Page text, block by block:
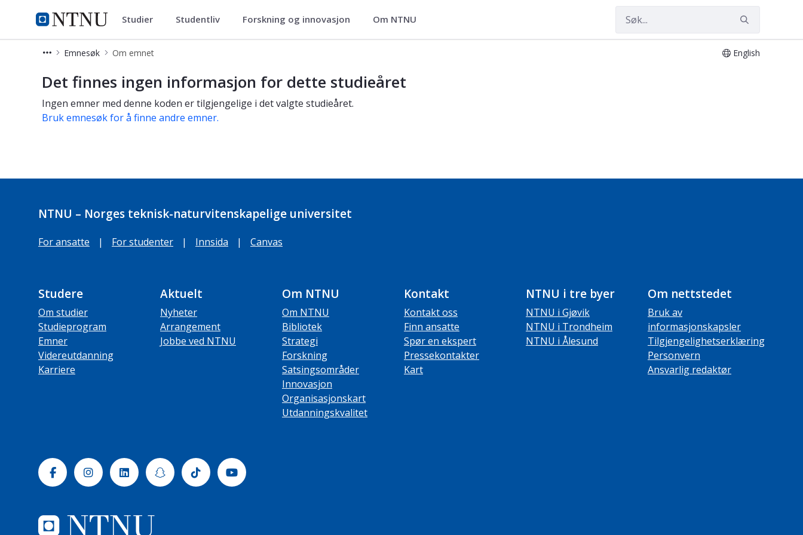
NTNU Hjemmeside
Studier Studier Studentliv Forskning og innovasjon Om NTNU
Emnesøk Om emnet English
Om emnetDet finnes ingen informasjon for dette studieåret
Ingen emner med denne koden er tilgjengelige i det valgte studieåret.
Bruk emnesøk for å finne andre emner.
NTNU – Norges teknisk-naturvitenskapelige universitet
For ansatte | For studenter | Innsida | Canvas
Studere
Om studier
Studieprogram
Emner
Videreutdanning
Karriere
Aktuelt
Nyheter
Arrangement
Jobbe ved NTNU
Om NTNU
Om NTNU
Bibliotek
Strategi
Forskning
Satsingsområder
Innovasjon
Organisasjonskart
Utdanningskvalitet
Kontakt
Kontakt oss
Finn ansatte
Spør en ekspert
Pressekontakter
Kart
NTNU i tre byer
NTNU i Gjøvik
NTNU i Trondheim
NTNU i Ålesund
Om nettstedet
Bruk av
informasjonskapsler
Tilgjengelighetserklæring
Personvern
Ansvarlig redaktør
FacebookInstagramLinkedinSnapchatTiktok Youtube